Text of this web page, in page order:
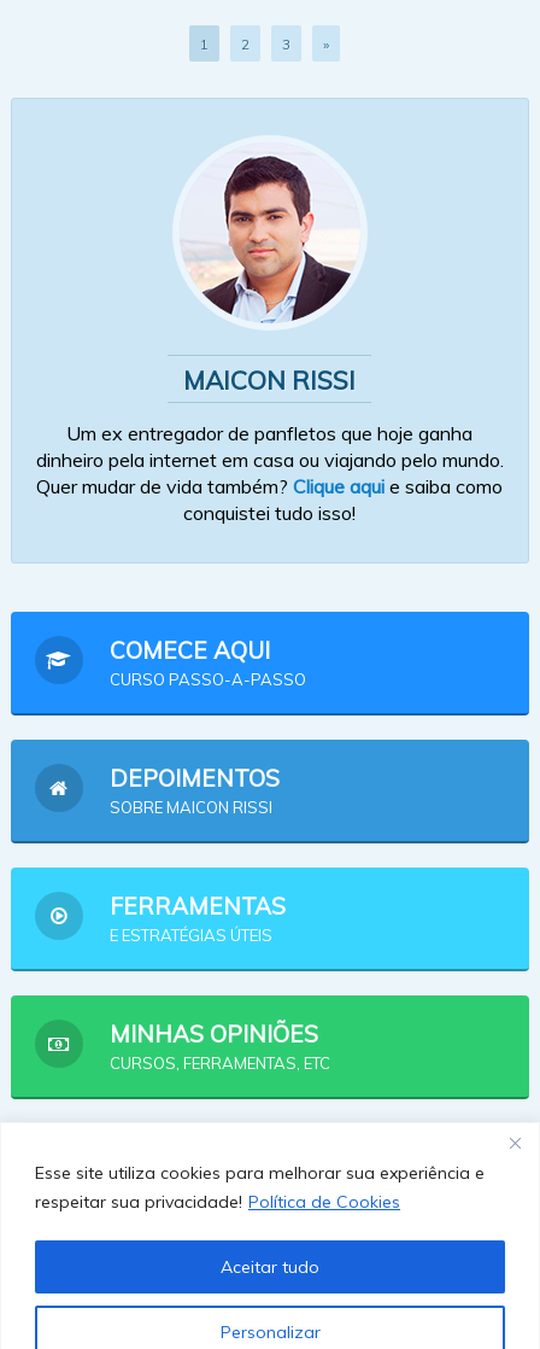
Esse site utiliza cookies para melhorar sua experiência e
respeitar sua privacidade! Política de Cookies
Personalizar
Aceitar tudo
1 2 3 »
MAICON RISSI
Um ex entregador de panfletos que hoje ganha
dinheiro pela internet em casa ou viajando pelo mundo.
Quer mudar de vida também?Clique aqui e saiba como
conquistei tudo isso!
COMECE AQUI
CURSO PASSO-A-PASSO
DEPOIMENTOS
SOBRE MAICON RISSI
FERRAMENTAS
E ESTRATÉGIAS ÚTEIS
MINHAS OPINIÕES
CURSOS, FERRAMENTAS, ETC
AFILIADOS
OPÇÕES PRA SE AFILIAR